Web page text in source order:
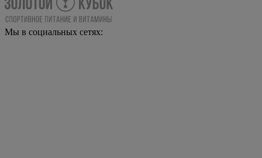
Мы в социальных сетях: